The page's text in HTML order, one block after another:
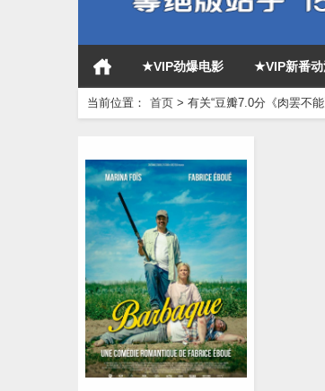
★VIP劲爆电影 ★VIP新番动
当前位置： 首页 > 有关“豆瓣7.0分《肉罢不